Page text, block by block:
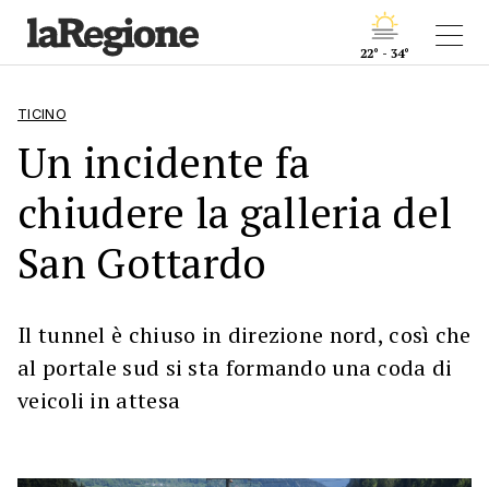
22° - 34°
TICINO
Un incidente fa
chiudere la galleria del
San Gottardo
Il tunnel è chiuso in direzione nord, così che
al portale sud si sta formando una coda di
veicoli in attesa